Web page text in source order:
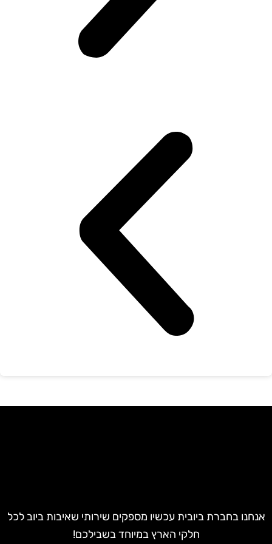
בחברת ביובית עכשיו מספקים שירותי שאיבות ביוב לכל
חלקי הארץ במיוחד בשבילכם!